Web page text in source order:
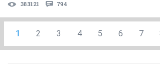
383121 794
1 2 3 4 5 6 7